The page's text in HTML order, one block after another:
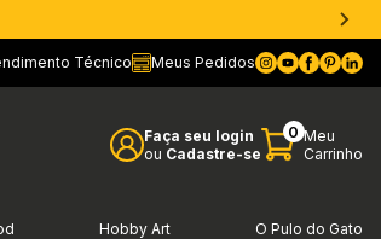
Técnico Meus Pedidos
Faça seu login
ou Cadastre-se
0 Meu
Carrinho
Hobby Art O Pulo do Gato